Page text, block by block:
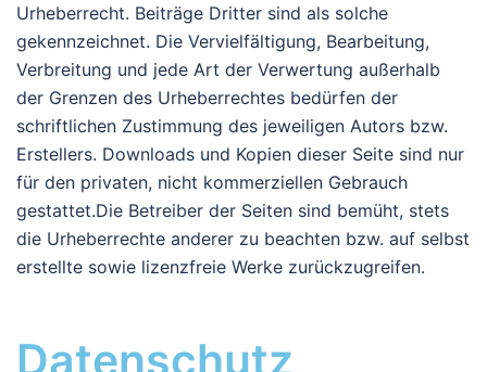
Urheberrecht. Beiträge Dritter sind als solche
gekennzeichnet. Die Vervielfältigung, Bearbeitung,
Verbreitung und jede Art der Verwertung außerhalb
der Grenzen des Urheberrechtes bedürfen der
schriftlichen Zustimmung des jeweiligen Autors bzw.
Erstellers. Downloads und Kopien dieser Seite sind nur
für den privaten, nicht kommerziellen Gebrauch
gestattet.Die Betreiber der Seiten sind bemüht, stets
die Urheberrechte anderer zu beachten bzw. auf selbst
erstellte sowie lizenzfreie Werke zurückzugreifen.
Datenschutz